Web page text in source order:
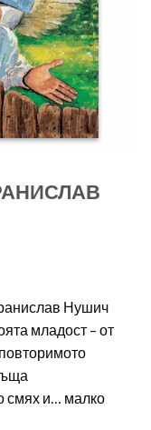
Нушич
младост – от
смях и… малко